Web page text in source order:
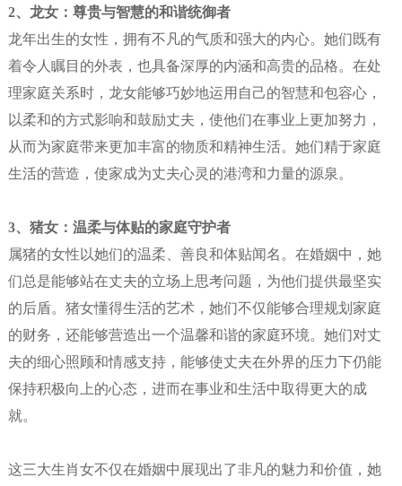
2、龙女：尊贵与智慧的和谐统御者
龙年出生的女性，拥有不凡的气质和强大的内心。她们既有
着令人瞩目的外表，也具备深厚的内涵和高贵的品格。在处
理家庭关系时，龙女能够巧妙地运用自己的智慧和包容心，
以柔和的方式影响和鼓励丈夫，使他们在事业上更加努力，
从而为家庭带来更加丰富的物质和精神生活。她们精于家庭
生活的营造，使家成为丈夫心灵的港湾和力量的源泉。
3、猪女：温柔与体贴的家庭守护者
属猪的女性以她们的温柔、善良和体贴闻名。在婚姻中，她
们总是能够站在丈夫的立场上思考问题，为他们提供最坚实
的后盾。猪女懂得生活的艺术，她们不仅能够合理规划家庭
的财务，还能够营造出一个温馨和谐的家庭环境。她们对丈
夫的细心照顾和情感支持，能够使丈夫在外界的压力下仍能
保持积极向上的心态，进而在事业和生活中取得更大的成
就。
这三大生肖女不仅在婚姻中展现出了非凡的魅力和价值，她